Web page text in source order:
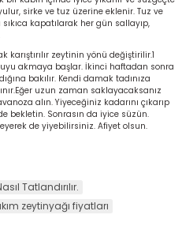
sirke ve tuz üzerine eklenir. Tuz ve
kapatılarak her gün sallayıp,
zeytinin yönü değiştirilir.1
akmaya başlar. İkinci haftadan sonra
bakılır. Kendi damak tadınıza
uzun zaman saklayacaksanız
alın. Yiyeceğiniz kadarını çıkarıp
bekletin. Sonrasın da iyice süzün.
de yiyebilirsiniz. Afiyet olsun.
Tatlandırılır.
zeytinyağı fiyatları